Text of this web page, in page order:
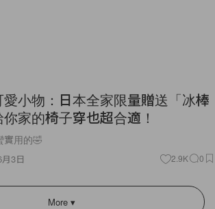
小物：日本全家限量贈送「冰棒
家的椅子穿也超合適！
實用的🤣
3日 2.9K 0
More ▾